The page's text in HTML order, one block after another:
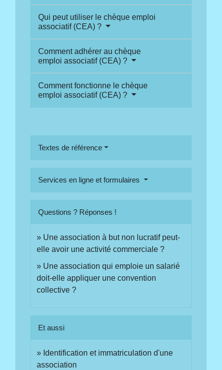
Qui peut utiliser le chèque emploi
associatif (CEA) ?
Comment adhérer au chèque
emploi associatif (CEA) ?
Comment fonctionne le chèque
emploi associatif (CEA) ?
Textes de référence
Services en ligne et formulaires
Questions ? Réponses !
Une association à but non lucratif peut-
elle avoir une activité commerciale ?
Une association qui emploie un salarié
doit-elle appliquer une convention
collective ?
Et aussi
Identification et immatriculation d'une
association